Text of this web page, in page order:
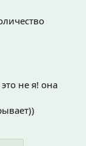
не я! она